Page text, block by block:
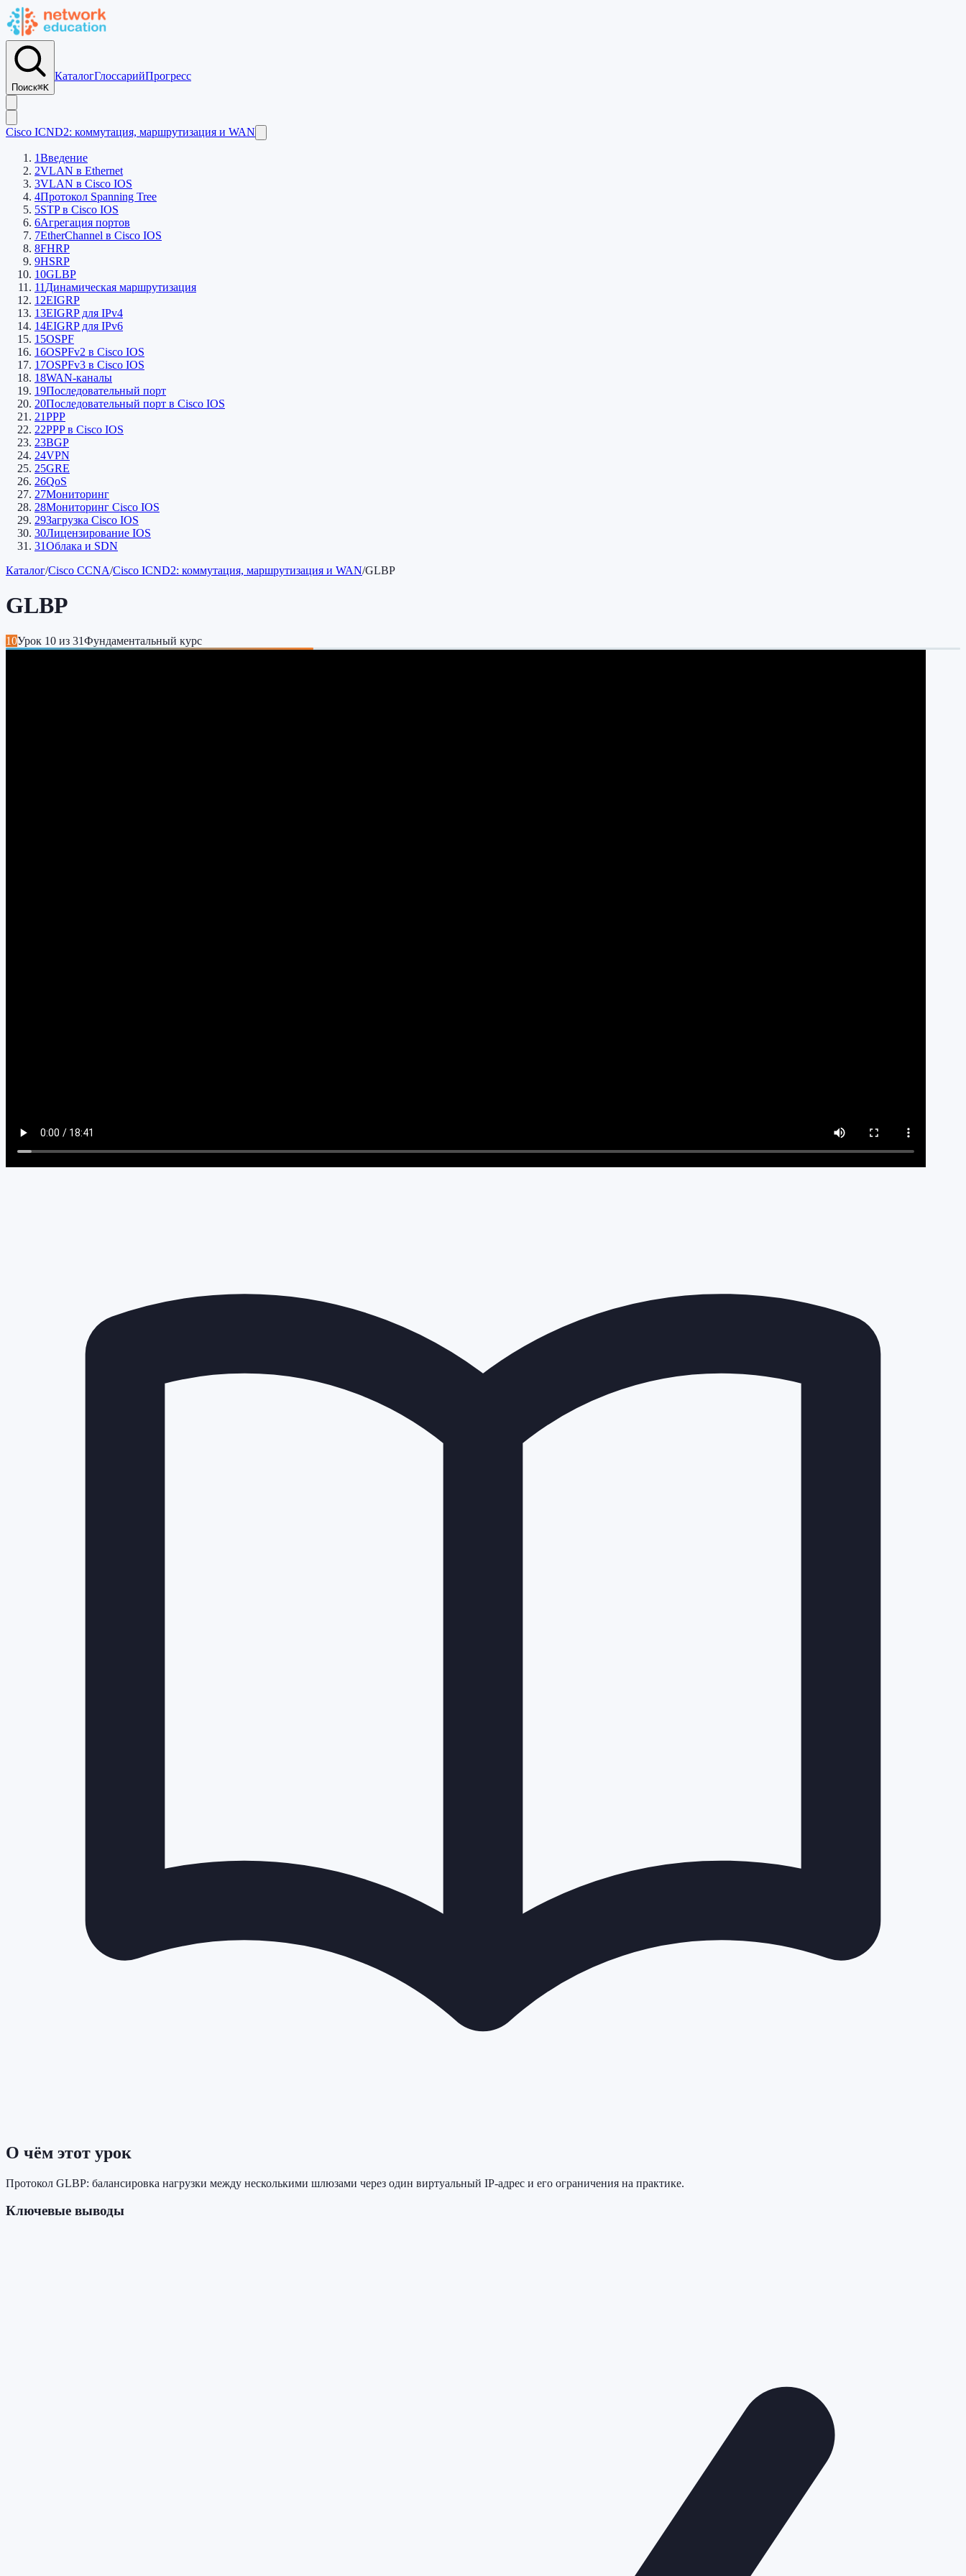
Поиск⌘K
КаталогГлоссарийПрогресс
Cisco ICND2: коммутация, маршрутизация и WAN
1Введение
2VLAN в Ethernet
3VLAN в Cisco IOS
4Протокол Spanning Tree
5STP в Cisco IOS
6Агрегация портов
7EtherСhannel в Cisco IOS
8FHRP
9HSRP
10GLBP
11 Динамическая маршрутизация
12EIGRP
13EIGRP для IPv4
14EIGRP для IPv6
15OSPF
16OSPFv2 в Cisco IOS
17OSPFv3 в Cisco IOS
18WAN-каналы
19Последовательный порт
20Последовательный порт в Cisco IOS
21PPP
22PPP в Cisco IOS
23BGP
24VPN
25GRE
26QoS
27Мониторинг
28Мониторинг Cisco IOS
29Загрузка Cisco IOS
30Лицензирование IOS
31Облака и SDN
Каталог/Cisco CCNA/Cisco ICND2: коммутация, маршрутизация и WAN/GLBP
GLBP
10Урок 10 из 31Фундаментальный курс
О чём этот урок
Протокол GLBP: балансировка нагрузки между несколькими шлюзами через один виртуальный IP-адрес и его ограничения на практике.
Ключевые выводы